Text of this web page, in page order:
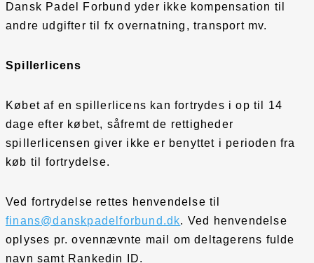
Dansk Padel Forbund yder ikke kompensation til
andre udgifter til fx overnatning, transport mv.
Spillerlicens
Købet af en spillerlicens kan fortrydes i op til 14
dage efter købet, såfremt de rettigheder
spillerlicensen giver ikke er benyttet i perioden fra
køb til fortrydelse.
Ved fortrydelse rettes henvendelse til
finans@danskpadelforbund.dk. Ved henvendelse
oplyses pr. ovennævnte mail om deltagerens fulde
navn samt Rankedin ID.